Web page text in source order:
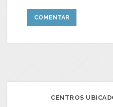
CENTROS